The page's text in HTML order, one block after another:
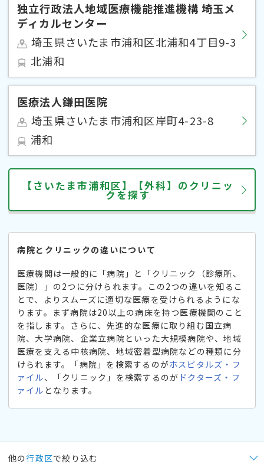
独立行政法人地域医療機能推進機構 埼玉メ
ディカルセンター
埼玉県さいたま市浦和区北浦和4丁目9-3
北浦和
医療法人鎌田医院
埼玉県さいたま市浦和区岸町4-23-8
浦和
【さいたま市浦和区】【外科】のクリニッ
クを探す
病院とクリニックの違いについて
医療機関は一般的に「病院」と「クリニック（診療所、
医院）」の2つに分けられます。この2つの違いを知るこ
とで、よりスムーズに適切な医療を受けられるようにな
ります。まず病院は20以上の病床を持つ医療機関のこと
を指します。さらに、先進的な医療に取り組む国立病
院、大学病院、企業立病院といった大規模病院や、地域
医療を支える中核病院、地域密着型病院などの種類に分
けられます。「病院」を検索するのがホスピタルズ・フ
ァイル、「クリニック」を検索するのが ドクターズ・フ
ァイル となります。
他の行政区で絞り込む